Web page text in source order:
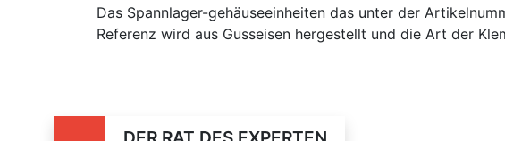
Das Spannlager-gehäuseeinheiten das unter der
Referenz wird aus Gusseisen hergestellt und die Art der